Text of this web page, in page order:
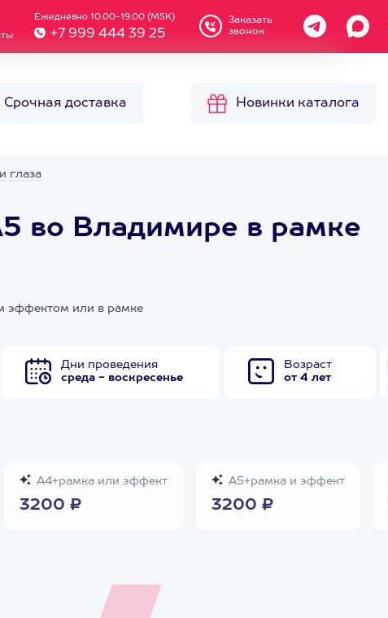
Ежедневно 10.00-19.00 (MSK)
+7 999 444 39 25
Заказать
звонок
Срочная доставка Новинки каталога
глаза
во Владимире в рамке
эффектом или в рамке
Дни проведения
среда - воскресенье
Возраст
от 4 лет
А4+рамка или эффект
3200 ₽
А5+рамка и эффект
3200 ₽